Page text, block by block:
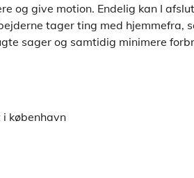
og give motion. Endelig kan I
tager ting med hjemmefra,
sager og samtidig minimere
københavn